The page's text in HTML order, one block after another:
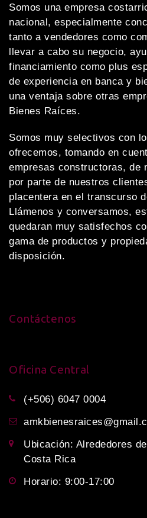
Somos una empresa
nacional, especialmente
tanto a vendedores como
llevar a cabo su negocio,
financiamiento como plus
de experiencia en banca y
una ventaja sobre otras
Bienes Raíces.
Somos muy selectivos con
ofrecemos, tomando en
empresas constructoras, de
por parte de nuestros
placentera en el transcurso
Llámenos y conversamos,
quedaran muy satisfechos
gama de productos y
disposición.
Contáctenos
Oficina Central
(+506) 6047 0004
Ubicación: Alrededores
Costa Rica
Horario: 9:00-17:00